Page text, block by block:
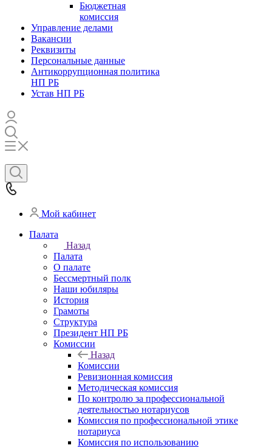
Бюджетная
комиссия
Управление делами
Вакансии
Реквизиты
Персональные данные
Антикоррупционная политика
НП РБ
Устав НП РБ
Мой кабинет
Палата
Назад
Палата
О палате
Бессмертный полк
Наши юбиляры
История
Грамоты
Структура
Президент НП РБ
Комиссии
Назад
Комиссии
Ревизионная комиссия
Методическая комиссия
По контролю за профессиональной
деятельностью нотариусов
Комиссия по профессиональной этике
нотариуса
Комиссия по использованию